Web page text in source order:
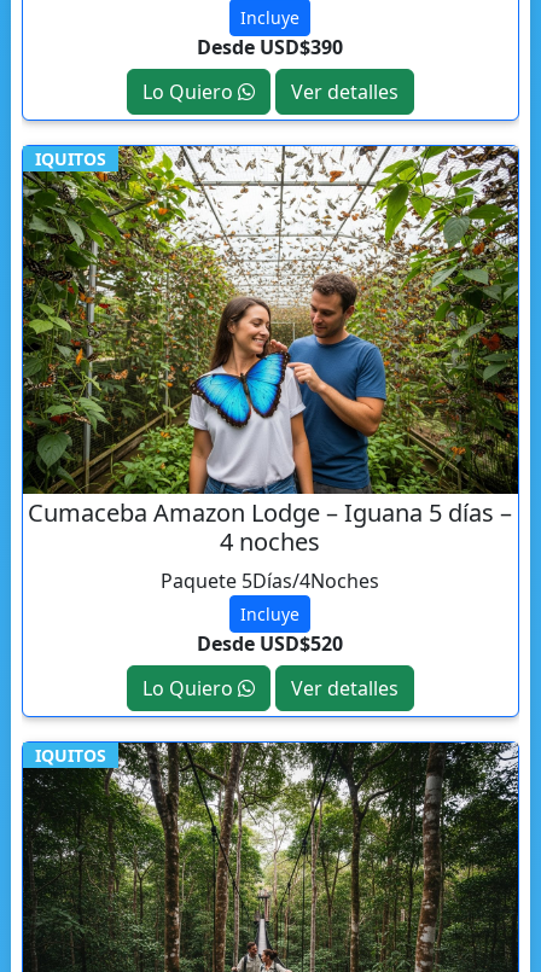
Incluye
Desde USD$390
Lo Quiero
Ver detalles
IQUITOS
Cumaceba Amazon Lodge – Iguana 5 días –
4 noches
Paquete 5Días/4Noches
Incluye
Desde USD$520
Lo Quiero
Ver detalles
IQUITOS